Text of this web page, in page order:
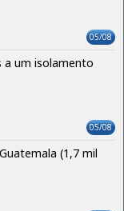
05/08
a um isolamento
05/08
(1,7 mil